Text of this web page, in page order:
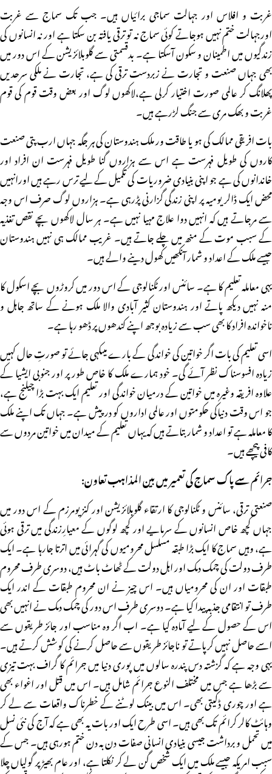
غربت و افلاس اور جہالت سماجی برائیاں ہیں۔ جب تک سماج سے غربت
اورجہالت ختم نہیں ہوجاتے کوئی سماج نہ تو ترقی یافتہ بن سکتا ہے اور نہ انسانوں کی
زندگیوں میں اطمینان و سکون آسکتا ہے۔ بدقسمتی سے گلوبلائزیشن کے اس دور میں
بھی جہاں صنعت و تجارت نے زبردست ترقی کی ہے، تجارت نے ملکی سرحدیں
پھلانگ کر عالمی صورت اختیار کرلی ہے،لاکھوں لوگ اور بعض وقت قوم کی قوم
غربت و بھک مری سے جنگ لڑرہے ہیں۔
بات افریقی ممالک کی ہو یا طاقت ور ملک ہندوستان کی ہر جگہ جہاں ارب پتی صنعت
کاروں کی طویل فہرست ہے اس سے ہزاروں گنا طویل فہرست ان افراد اور
خاندانوں کی ہے جو اپنی بنیادی ضروریات کی تکمیل کے لیے ترس رہے ہیں اورانہیں
محض ایک ڈالر یومیہ پر اپنی زندگی گزارنی پڑرہی ہے۔ ہزاروں لوگ صرف اس وجہ
سے مرجاتے ہیں کہ انہیں دوا علاج مہیا نہیں ہے۔ ہر سال لاکھوں بچے نقص تغذیہ
کے سبب موت کے منھ میں چلے جاتے ہیں۔ غریب ممالک ہی نہیں ہندوستان
جیسے ملک کے اعداد و شمار آنکھیں کھول دینے والے ہیں۔
یہی معاملہ تعلیم کا ہے۔ سائنس اور ٹکنالوجی کے اس دور میں کروڑوں بچے اسکول کا
منہ نہیں دیکھ پاتے اور ہندوستان کثیر آبادی والا ملک ہونے کے ساتھ جاہل و
ناخواندہ افراد کا بھی سب سے زیادہ بوجھ اپنے کندھوں پر ڈھو رہا ہے۔
اسی تعلیم کی بات اگر خواتین کی خواندگی کے بارے میںکہی جائے تو صورتِ حال کہیں
زیادہ افسوسناک نظر آئے گی۔ خود ہمارے ملک کا خاص طور پر اور جنوبی ایشیا کے
علاوہ افریقہ وغیرہ میں خواتین کے درمیان خواندگی اور تعلیم ایک بہت بڑا چیلنج ہے،
جو اس وقت دنیاکی حکومتوں اور عالمی اداروں کو درپیش ہے۔ جہاں تک اپنے ملک
کا معاملہ ہے تو اعداد و شمار بتاتے ہیں کہ یہاں تعلیم کے میدان میں خواتین مردوں سے
کافی پیچھے ہیں۔
جرائم سے پاک سماج کی تعمیر میں بین المذاہب تعاون:
صنعتی ترقی، سائنس و ٹکنالوجی کا ارتقاء گلوبلائزیشن اور کنزیومرزم کے اس دور میں
جہاں کچھ خاص انسانوں کے سرمایے اور کچھ لوگوں کے معیارِزندگی میں ترقی ہوئی
ہے، وہیں سماج کا ایک بڑا طبقہ مسلسل محرومیوں کی گہرائی میں اترتا جارہا ہے۔ ایک
طرف دولت کی چمک دمک اور اہل دولت کے ٹھاٹ باٹ ہیں، دوسری طرف محروم
طبقات اور ان کی محرومیاں ہیں۔ اس چیز نے ان محروم طبقات کے اندر ایک
طرف تو انتقامی جذبہ پیدا کیا ہے۔ دوسری طرف اس دور کی چمک دمک نے انہیں بھی
اس کے حصول کے لیے آمادہ کیا ہے۔ اب اگر وہ مناسب اور جائز طریقوں سے
اسے حاصل نہیں کرپاتے تو ناجائز طریقوں سے حاصل کرنے کی کوشش کرتے ہیں۔
یہی وجہ ہے کہ گزشتہ دس پندرہ سالوں میں پوری دنیا میں جرائم کا گراف بہت تیزی
سے بڑھا ہے جس میں مختلف النوع جرائم شامل ہیں۔ اس میں قتل اور اغواء بھی
ہے اور چوری ڈکیتی بھی۔ اس میں بینک لوٹنے کے خطرناک واقعات سے لے کر
وہائٹ کالر کرائم تک بھی ہیں۔ اسی طرح ایک اور بات یہ بھی ہے کہ آج کی نئی نسل
میں تحمل و برداشت جیسی بنیادی انسانی صفات دن بہ دن ختم ہورہی ہیں۔ جس کے
سبب امریکہ جیسے ملک میں ایک شخص گن لے کر نکلتا ہے، اور عام بھیڑ پر گولیاں چلا